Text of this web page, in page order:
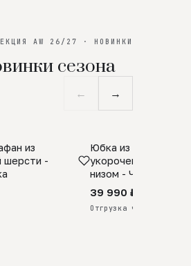
AW 26/27 · НОВИНКИ
сезона
← →
из
шерсти -
ПРЕДЗАКАЗ
Юбка из
укороченная с
низом - Черный
39 990 ₽
Отгрузка через 25 дней